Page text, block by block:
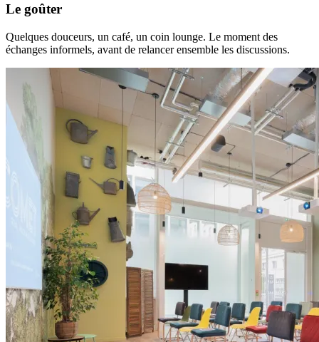
Le goûter
Quelques douceurs, un café, un coin lounge. Le moment des
échanges informels, avant de relancer ensemble les discussions.